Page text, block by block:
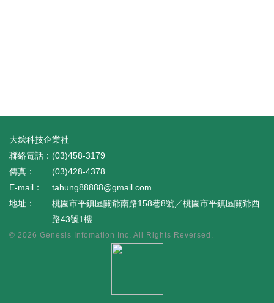
大鋐科技企業社
(03)458-3179
(03)428-4378
tahung88888@gmail.com
桃園市平鎮區關爺南路158巷8號／桃園市平鎮區關爺西
路43號1樓
© 2026 Genesis Infomation Inc. All Rights Reversed.